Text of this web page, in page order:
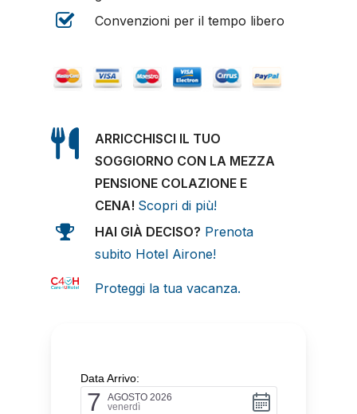
Convenzioni per il tempo libero
ARRICCHISCI IL TUO
SOGGIORNO CON LA MEZZA
PENSIONE COLAZIONE E
CENA! Scopri di più!
HAI GIÀ DECISO? Prenota
subito Hotel Airone!
Proteggi la tua vacanza.